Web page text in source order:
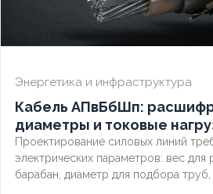
Энергетика и инфраструктура
Кабель АПвБбШп:
диаметры и токовые
Проектирование силовых линий
электрических параметров: вес для
барабан, диаметр для подбора